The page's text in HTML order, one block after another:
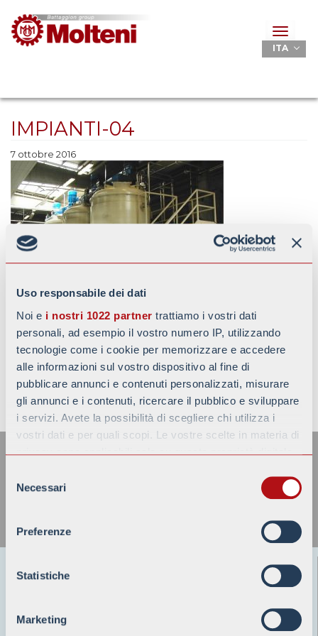
Uso responsabile dei dati
Noi e i nostri 1022 partner trattiamo i vostri dati
personali, ad esempio il vostro numero IP, utilizzando
tecnologie come i cookie per memorizzare e accedere
alle informazioni sul vostro dispositivo al fine di
pubblicare annunci e contenuti personalizzati, misurare
gli annunci e i contenuti, ricercare il pubblico e sviluppare
i servizi. Avete la possibilità di scegliere chi utilizza i
vostri dati e per quali scopi. Le vostre scelte in materia di
privacy sono applicabili solo su questa proprietà digitale
modificare o revocare il proprio consenso in qualsiasi
momento dalla Dichiarazione sui cookie o facendo clic
raccogliere informazioni sulla tua posizione
geografica, con un'approssimazione di qualche
Identificare il tuo dispositivo, scansionandolo
delNecessari
Preferenze
Statistiche
Marketing
Toggle
ITA
IMPIANTI-04
7 ottobre 2016
TORNA ALLE NEWS
ISCRIVITI ALLA NOSTRA
NEWSLETTER
Battaggion s.p.a.
Registro Imprese Bergamo